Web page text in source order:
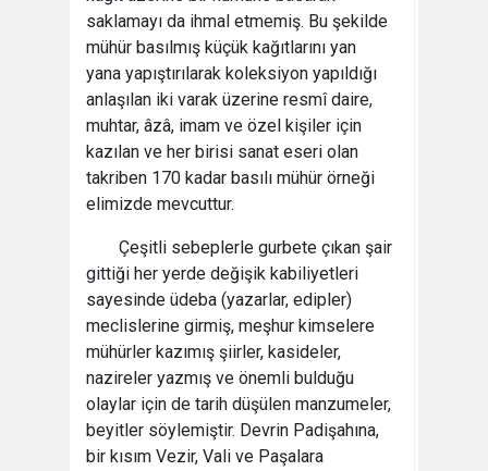
saklamayı da ihmal etmemiş. Bu şekilde
mühür basılmış küçük kağıtlarını yan
yana yapıştırılarak koleksiyon yapıldığı
anlaşılan iki varak üzerine resmî daire,
muhtar, âzâ, imam ve özel kişiler için
kazılan ve her birisi sanat eseri olan
takriben 170 kadar basılı mühür örneği
elimizde mevcuttur.
Çeşitli sebeplerle gurbete çıkan şair
gittiği her yerde değişik kabiliyetleri
sayesinde üdeba (yazarlar, edipler)
meclislerine girmiş, meşhur kimselere
mühürler kazımış şiirler, kasideler,
nazireler yazmış ve önemli bulduğu
olaylar için de tarih düşülen manzumeler,
beyitler söylemiştir. Devrin Padişahına,
bir kısım Vezir, Vali ve Paşalara